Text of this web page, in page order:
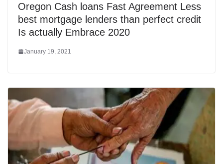
Oregon Cash loans Fast Agreement Less
best mortgage lenders than perfect credit
Is actually Embrace 2020
January 19, 2021